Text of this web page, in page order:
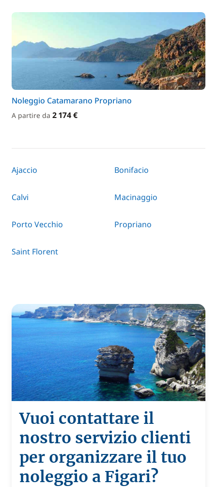
Noleggio Catamarano Propriano
A partire da 2 174 €
Ajaccio Bonifacio
Calvi Macinaggio
Porto Vecchio Propriano
Saint Florent
Vuoi contattare il
nostro servizio clienti
per organizzare il tuo
noleggio a Figari?